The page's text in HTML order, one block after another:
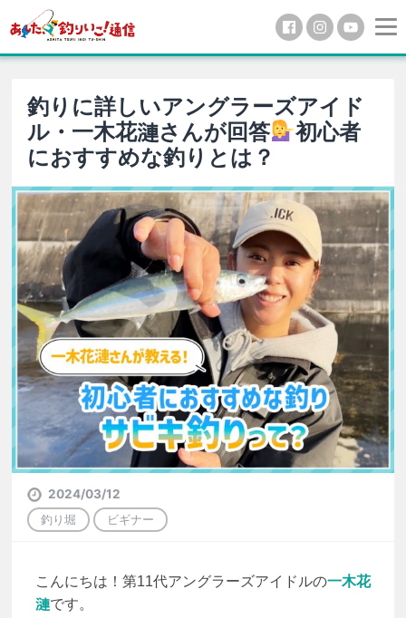
釣りに詳しいアングラーズアイド
ル・一木花漣さんが回答
初心者
におすすめな釣りとは？
2024/03/12
釣り堀
ビギナー
こんにちは！第11代アングラーズアイドルの一木花
漣です。